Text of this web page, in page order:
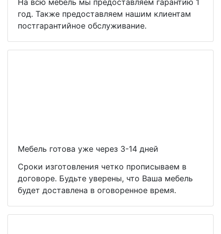
На всю мебель мы предоставляем гарантию 1
год. Также предоставляем нашим клиентам
постгарантийное обслуживание.
Мебель готова уже через 3-14 дней
Сроки изготовления четко прописываем в
договоре. Будьте уверены, что Ваша мебель
будет доставлена в оговоренное время.